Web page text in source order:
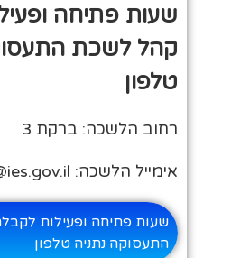
שעות פתיחה
קהל לשכת
טלפון
רחוב הלשכה: ברקת 3
אימייל הלשכה: ornasha@ies.gov.il
שעות פתיחה ופעילות
התעסוקה נתניה טלפון